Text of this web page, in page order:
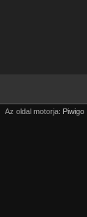
Az oldal motorja: Piwigo